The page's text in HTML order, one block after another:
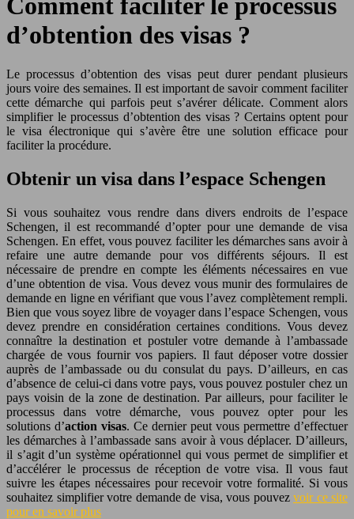
Comment faciliter le processus
d’obtention des visas ?
Le processus d’obtention des visas peut durer pendant plusieurs
jours voire des semaines. Il est important de savoir comment faciliter
cette démarche qui parfois peut s’avérer délicate. Comment alors
simplifier le processus d’obtention des visas ? Certains optent pour
le visa électronique qui s’avère être une solution efficace pour
faciliter la procédure.
Obtenir un visa dans l’espace Schengen
Si vous souhaitez vous rendre dans divers endroits de l’espace
Schengen, il est recommandé d’opter pour une demande de visa
Schengen. En effet, vous pouvez faciliter les démarches sans avoir à
refaire une autre demande pour vos différents séjours. Il est
nécessaire de prendre en compte les éléments nécessaires en vue
d’une obtention de visa. Vous devez vous munir des formulaires de
demande en ligne en vérifiant que vous l’avez complètement rempli.
Bien que vous soyez libre de voyager dans l’espace Schengen, vous
devez prendre en considération certaines conditions. Vous devez
connaître la destination et postuler votre demande à l’ambassade
chargée de vous fournir vos papiers. Il faut déposer votre dossier
auprès de l’ambassade ou du consulat du pays. D’ailleurs, en cas
d’absence de celui-ci dans votre pays, vous pouvez postuler chez un
pays voisin de la zone de destination. Par ailleurs, pour faciliter le
processus dans votre démarche, vous pouvez opter pour les
solutions d’action visas. Ce dernier peut vous permettre d’effectuer
les démarches à l’ambassade sans avoir à vous déplacer. D’ailleurs,
il s’agit d’un système opérationnel qui vous permet de simplifier et
d’accélérer le processus de réception de votre visa. Il vous faut
suivre les étapes nécessaires pour recevoir votre formalité. Si vous
souhaitez simplifier votre demande de visa, vous pouvez voir ce site
pour en savoir plus